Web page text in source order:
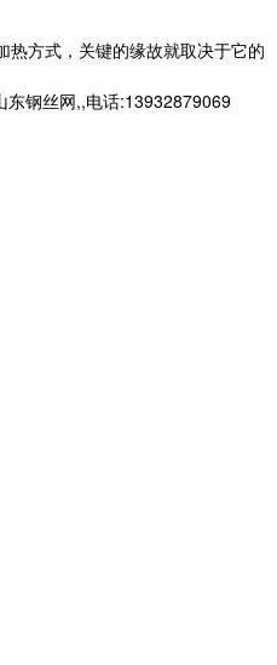
热方式，关键的缘故就取决于它的
东钢丝网,,电话:13932879069